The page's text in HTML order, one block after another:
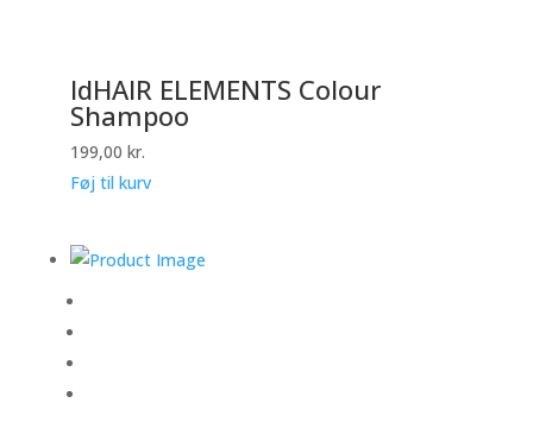
IdHAIR ELEMENTS Colour
Shampoo
199,00 kr.
Føj til kurv